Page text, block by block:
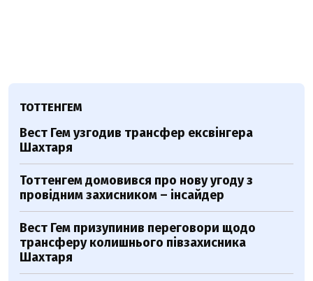
ТОТТЕНГЕМ
Вест Гем узгодив трансфер ексвінгера
Шахтаря
Тоттенгем домовився про нову угоду з
провідним захисником – інсайдер
Вест Гем призупинив переговори щодо
трансферу колишнього півзахисника
Шахтаря